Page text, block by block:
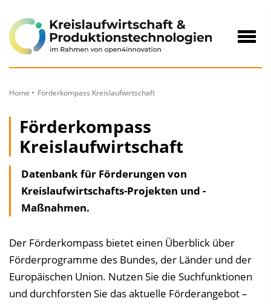
Inhalt
Home Förderkompass Kreislaufwirtschaft
Förderkompass
Kreislaufwirtschaft
Datenbank für Förderungen von
Kreislaufwirtschafts-Projekten und -
Maßnahmen.
Der Förderkompass bietet einen Überblick über
Förderprogramme des Bundes, der Länder und der
Europäischen Union. Nutzen Sie die Suchfunktionen
und durchforsten Sie das aktuelle Förderangebot –